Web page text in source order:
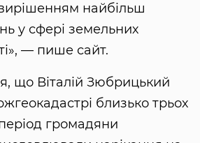
найбільш
у сфері земельних
— пише сайт.
що Віталій Зюбрицький
близько трьох
громадяни